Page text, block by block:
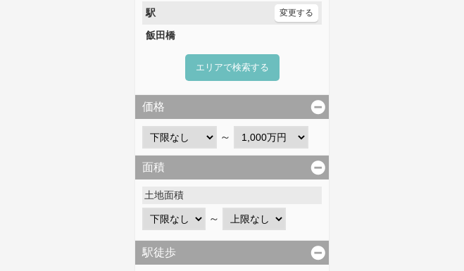
駅
変更する
飯田橋
エリアで検索する
価格
～
面積
土地面積
～
駅徒歩